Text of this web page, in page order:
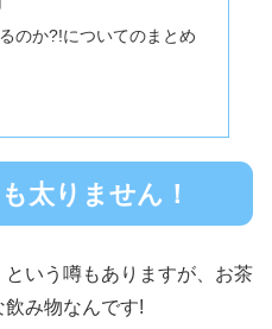
のか?!についてのまとめ
太りません！
という噂もありますが、お茶
み物なんです!